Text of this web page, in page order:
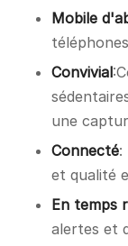
Mobile
Convivial
une
Connecté:
et qualité
En temps
alertes et